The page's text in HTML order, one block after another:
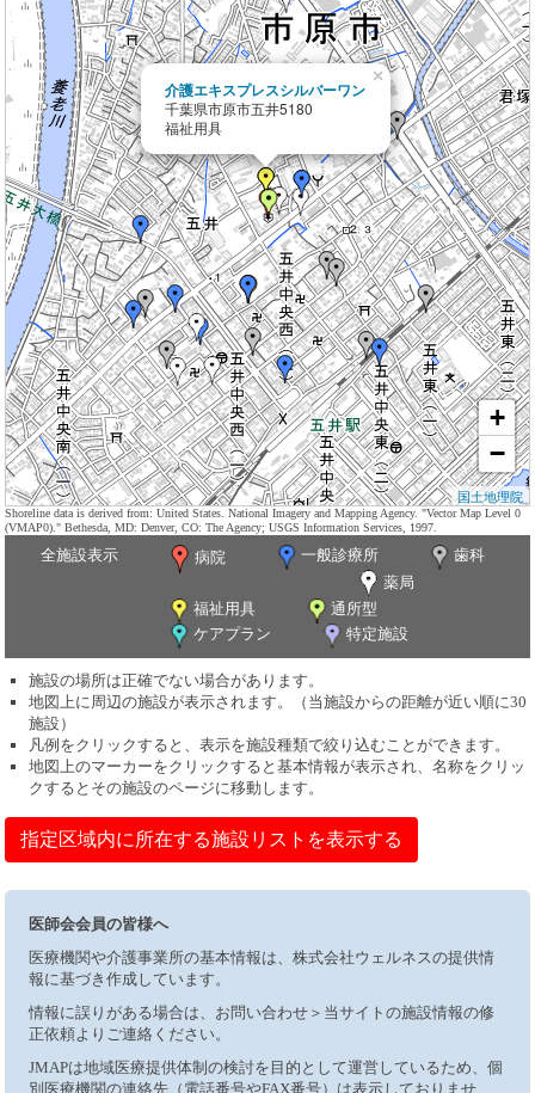
介護エキスプレスシルバーワン
千葉県市原市五井5180
福祉用具
×
+
−
国土地理院
Shoreline data is derived from: United States. National Imagery and Mapping Agency. "Vector Map Level 0
(VMAP0)." Bethesda, MD: Denver, CO: The Agency; USGS Information Services, 1997.
全施設表示 病院 一般診療所
歯科
薬局
福祉用具
通所型
ケアプラン
特定施設
施設の場所は正確でない場合があります。
地図上に周辺の施設が表示されます。（当施設からの距離が近い順に30
施設）
凡例をクリックすると、表示を施設種類で絞り込むことができます。
地図上のマーカーをクリックすると基本情報が表示され、名称をクリッ
クするとその施設のページに移動します。
指定区域内に所在する施設リストを表示する
医師会会員の皆様へ
医療機関や介護事業所の基本情報は、株式会社ウェルネスの提供情
報に基づき作成しています。
情報に誤りがある場合は、お問い合わせ＞当サイトの施設情報の修
正依頼よりご連絡ください。
JMAPは地域医療提供体制の検討を目的として運営しているため、個
別医療機関の連絡先（電話番号やFAX番号）は表示しておりませ